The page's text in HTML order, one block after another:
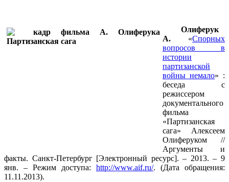
Олиферук
А. «Спорных
вопросов в
истории
партизанской
войны немало» :
беседа с
режиссером
документального
фильма
«Партизанская
сага» Алексеем
Олиферуком //
Аргументы и
факты. Санкт-Петербург [Электронный ресурс]. – 2013. – 9
янв. – Режим доступа: http://www.aif.ru/. (Дата обращения:
11.11.2013).